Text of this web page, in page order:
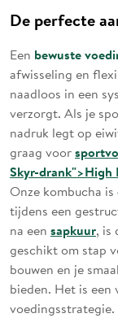
De perfecte
Een bewuste
afwisseling en
naadloos in een
verzorgt. Als je
nadruk legt op
graag voor
Skyr-drank">High
Onze kombucha is
tijdens een
na een sapkuur, is
geschikt om stap
bouwen en je
bieden. Het is een
voedingsstrategie.